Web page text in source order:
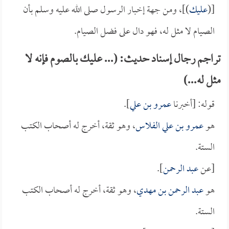
[(عليك)]، ومن جهة إخبار الرسول صلى الله عليه وسلم بأن
الصيام لا مثل له، فهو دال على فضل الصيام.
تراجم رجال إسناد حديث: (... عليك بالصوم فإنه لا
مثل له...)
قوله: [أخبرناعمرو بن علي].
هوعمرو بن علي الفلاس، وهو ثقة، أخرج له أصحاب الكتب
الستة.
[عنعبد الرحمن].
هوعبد الرحمن بن مهدي، وهو ثقة، أخرج له أصحاب الكتب
الستة.